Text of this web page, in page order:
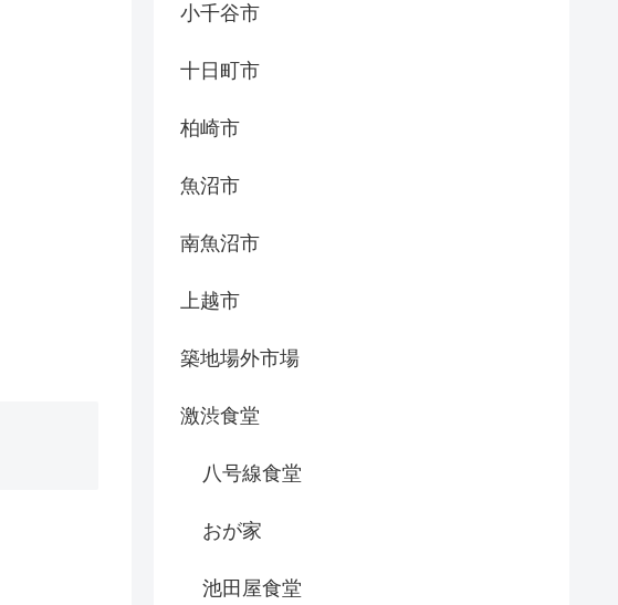
小千谷市
十日町市
柏崎市
魚沼市
南魚沼市
上越市
築地場外市場
激渋食堂
八号線食堂
おが家
池田屋食堂